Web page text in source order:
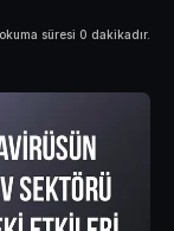
süresi 0 dakikadır.